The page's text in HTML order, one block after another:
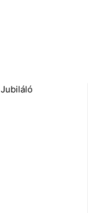
Jubiláló